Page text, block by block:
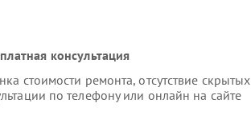
консультация
стоимости ремонта, отсутствие скрытых
по телефону или онлайн на сайте